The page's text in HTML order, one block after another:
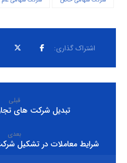
قبلی
تبدیل شرکت های
بعدی
شرایط معاملات در تشکیل